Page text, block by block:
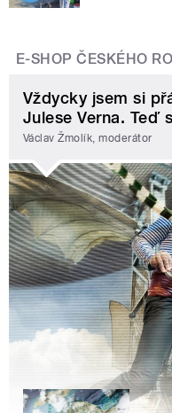
E-SHOP ČESKÉHO
Vždycky jsem si
Julese Verna. Teď
Václav Žmolík, moderátor